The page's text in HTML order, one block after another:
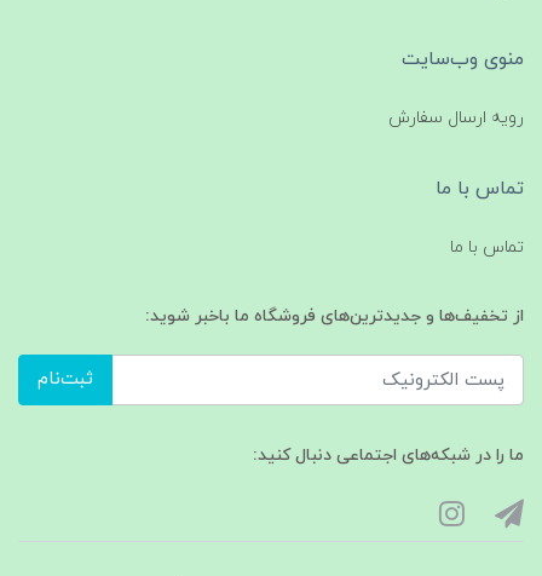
منوی وب‌سایت
رویه ارسال سفارش
تماس با ما
تماس با ما
از تخفیف‌ها و جدیدترین‌های فروشگاه ما باخبر شوید:
ثبت‌نام
ما را در شبکه‌های اجتماعی دنبال کنید: